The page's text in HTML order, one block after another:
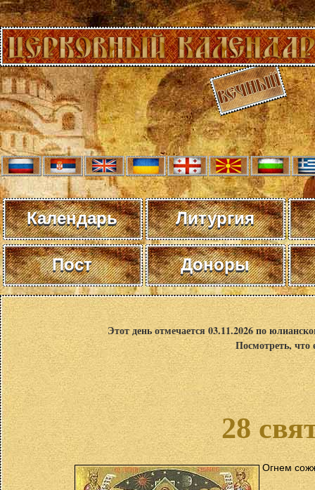
Календарь Литургия
Пост Доноры
Этот день отмечается 03.11.2026 по
Посмотреть,
28
Огнем